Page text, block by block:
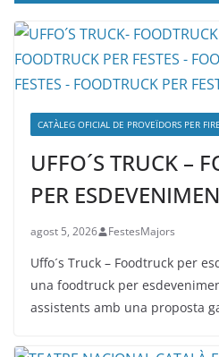
CATÀLEG OFICIAL DE PROVEÏDORS PER
UFFO´S TRUCK –
PER
agost 5, 2026 FestesMajors
Uffo´s Truck – Foodtruck per
una foodtruck per
assistents amb una proposta